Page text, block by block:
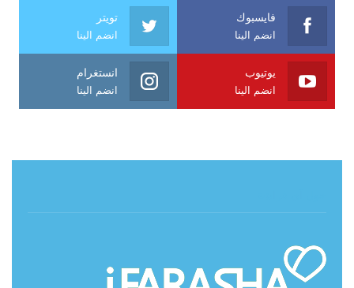
فايسبوك
انضم الينا
تويتر
انضم الينا
يوتيوب
انضم الينا
انستغرام
انضم الينا